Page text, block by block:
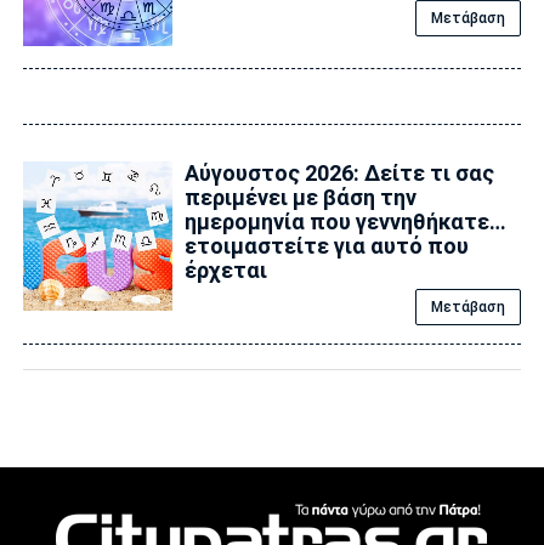
Μετάβαση
Αύγουστος 2026: Δείτε τι σας
περιμένει με βάση την
ημερομηνία που γεννηθήκατε…
ετοιμαστείτε για αυτό που
έρχεται
Μετάβαση